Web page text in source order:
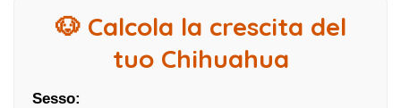
🐶 Calcola la crescita del
tuo Chihuahua
Sesso: